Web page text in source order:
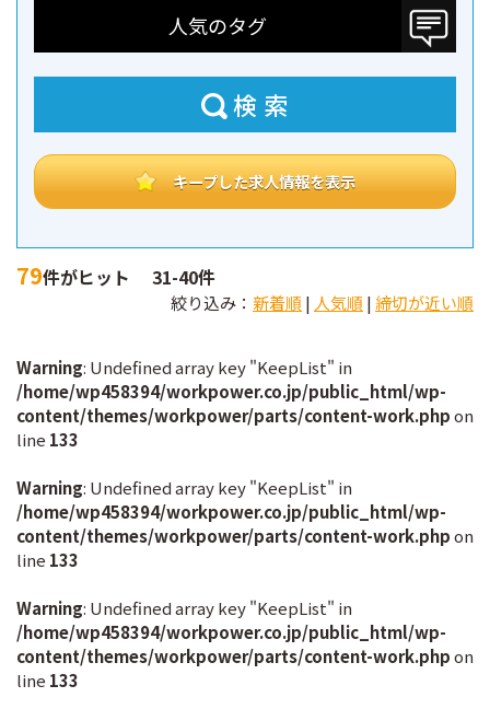
検索
人気のタグ
キープした求人情報を表示
79件がヒット 31-40件
絞り込み： 新着順 | 人気順 |締切が近い順
Warning: Undefined array key "KeepList" in
/home/wp458394/workpower.co.jp/public_html/wp-
content/themes/workpower/parts/content-work.phpon
line 133
Warning: Undefined array key "KeepList" in
/home/wp458394/workpower.co.jp/public_html/wp-
content/themes/workpower/parts/content-work.phpon
line 133
Warning: Undefined array key "KeepList" in
/home/wp458394/workpower.co.jp/public_html/wp-
content/themes/workpower/parts/content-work.phpon
line 133